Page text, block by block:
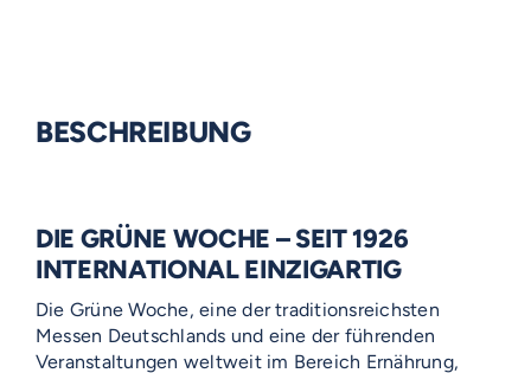
BESCHREIBUNG
DIE GRÜNE WOCHE – SEIT 1926
INTERNATIONAL EINZIGARTIG
Die Grüne Woche, eine der traditionsreichsten
Messen Deutschlands und eine der führenden
Veranstaltungen weltweit im Bereich Ernährung,